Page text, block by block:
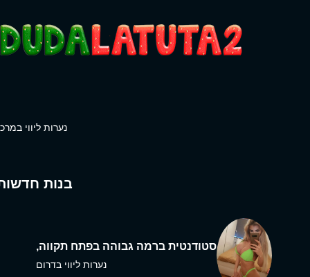
נערות ליווי
בנות
סטודנטית ברמה גבוהה בפתח תקווה,
נערות ליווי בדרום